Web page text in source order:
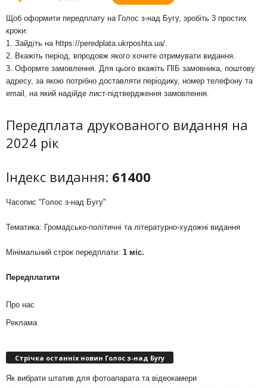
Щоб оформити передплату на Голос з-над Бугу, зробіть 3 простих
кроки:
1. Зайдіть на https://peredplata.ukrposhta.ua/.
2. Вкажіть період, впродовж якого хочете отримувати видання.
3. Оформте замовлення. Для цього вкажіть ПІБ замовника, поштову
адресу, за якою потрібно доставляти періодику, номер телефону та
email, на який надійде лист-підтвердження замовлення.
Передплата друкованого видання на
2024 рік
Індекс видання: 61400
Часопис "Голос з-над Бугу"
Тематика: Громадсько-політичні та літературно-художні видання
Мінімальний строк передплати: 1 міс.
Передплатити
Про нас
Реклама
Стрічка останніх новин Голос з-над Бугу
Як вибрати штатив для фотоапарата та відеокамери